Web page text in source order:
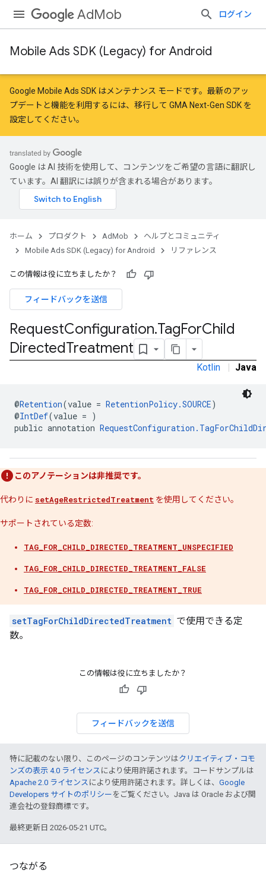
AdMob ログイン
Mobile Ads SDK (Legacy) for Android
Google Mobile Ads SDK はメンテナンス モードです。最新のアッ
プデートと機能を利用するには、 移行して GMA Next-Gen SDK を
設定 してください。
Google は AI 技術を使用して、コンテンツをご希望の言語に翻訳し
ています。AI 翻訳には誤りが含まれる場合があります。
ホーム プロダクト AdMob
ヘルプとコミュニティ
Mobile Ads SDK (Legacy) for Android
リファレンス
この情報は役に立ちましたか？
フィードバックを送信
RequestConfiguration.TagForChild
DirectedTreatment
Kotlin | Java
@Retention(value = RetentionPolicy.SOURCE)
@IntDef(value = )
public annotation
このアノテーションは非推奨です。
代わりに setAgeRestrictedTreatment を使用してください。
サポートされている定数:
TAG_FOR_CHILD_DIRECTED_TREATMENT_UNSPECIFIED
TAG_FOR_CHILD_DIRECTED_TREATMENT_FALSE
TAG_FOR_CHILD_DIRECTED_TREATMENT_TRUE
setTagForChildDirectedTreatment で使用できる定
数。
この情報は役に立ちましたか？
フィードバックを送信
特に記載のない限り、このページのコンテンツはクリエイティブ・コモ
ンズの表示 4.0 ライセンス により使用許諾されます。コードサンプルは
Apache 2.0 ライセンス により使用許諾されます。詳しくは、 Google
Developers サイトのポリシー をご覧ください。Java は Oracle および関
連会社の登録商標です。
最終更新日 2026-05-21 UTC。
つながる